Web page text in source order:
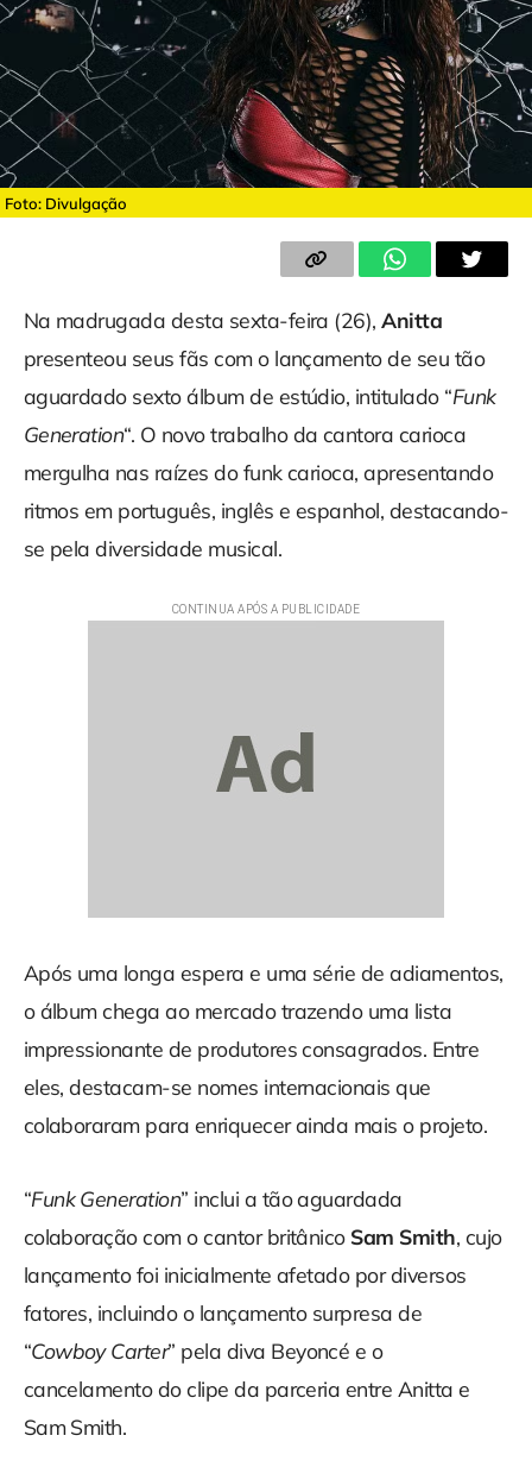
Foto: Divulgação
Na madrugada desta sexta-feira (26),Anitta
presenteou seus fãs com o lançamento de seu tão
aguardado sexto álbum de estúdio, intitulado “Funk
Generation“. O novo trabalho da cantora carioca
mergulha nas raízes do funk carioca, apresentando
ritmos em português, inglês e espanhol, destacando-
se pela diversidade musical.
Após uma longa espera e uma série de adiamentos,
o álbum chega ao mercado trazendo uma lista
impressionante de produtores consagrados. Entre
eles, destacam-se nomes internacionais que
colaboraram para enriquecer ainda mais o projeto.
“Funk Generation” inclui a tão aguardada
colaboração com o cantor britânico Sam Smith, cujo
lançamento foi inicialmente afetado por diversos
fatores, incluindo o lançamento surpresa de
“Cowboy Carter” pela diva Beyoncé e o
cancelamento do clipe da parceria entre Anitta e
Sam Smith.